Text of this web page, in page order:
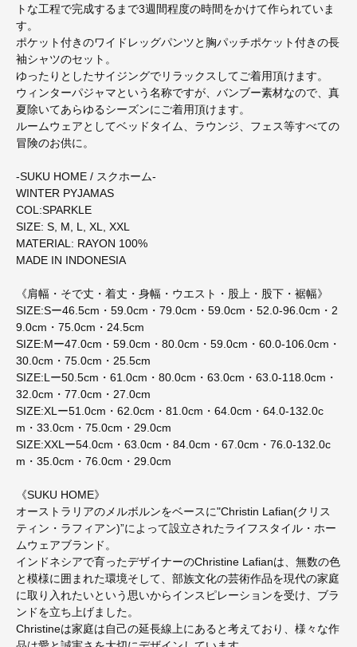
トな工程で完成するまで3週間程度の時間をかけて作られていま
す。
ポケット付きのワイドレッグパンツと胸パッチポケット付きの長
袖シャツのセット。
ゆったりとしたサイジングでリラックスしてご着用頂けます。
ウィンターパジャマという名称ですが、バンブー素材なので、真
夏除いてあらゆるシーズンにご着用頂けます。
ルームウェアとしてベッドタイム、ラウンジ、フェス等すべての
冒険のお供に。
-SUKU HOME / スクホーム-
WINTER PYJAMAS
COL:SPARKLE
SIZE: S, M, L, XL, XXL
MATERIAL: RAYON 100%
MADE IN INDONESIA
《肩幅・そで丈・着丈・身幅・ウエスト・股上・股下・裾幅》
SIZE:Sー46.5cm・59.0cm・79.0cm・59.0cm・52.0-96.0cm・2
9.0cm・75.0cm・24.5cm
SIZE:Mー47.0cm・59.0cm・80.0cm・59.0cm・60.0-106.0cm・
30.0cm・75.0cm・25.5cm
SIZE:Lー50.5cm・61.0cm・80.0cm・63.0cm・63.0-118.0cm・
32.0cm・77.0cm・27.0cm
SIZE:XLー51.0cm・62.0cm・81.0cm・64.0cm・64.0-132.0c
m・33.0cm・75.0cm・29.0cm
SIZE:XXLー54.0cm・63.0cm・84.0cm・67.0cm・76.0-132.0c
m・35.0cm・76.0cm・29.0cm
《SUKU HOME》
オーストラリアのメルボルンをベースに"Christin Lafian(クリス
ティン・ラフィアン)”によって設立されたライフスタイル・ホー
ムウェアブランド。
インドネシアで育ったデザイナーのChristine Lafianは、無数の色
と模様に囲まれた環境そして、部族文化の芸術作品を現代の家庭
に取り入れたいという思いからインスピレーションを受け、ブラ
ンドを立ち上げました。
Christineは家庭は自己の延長線上にあると考えており、様々な作